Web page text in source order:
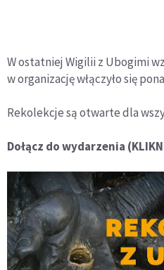
W ostatniej Wigilii z Ubogimi
w organizację włączyło się
Rekolekcje są otwarte dla
Dołącz do wydarzenia